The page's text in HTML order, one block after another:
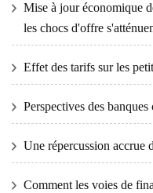
Mise à jour économique
les chocs d'offre
Effet des tarifs sur les
Perspectives des
Une répercussion accrue
Comment les voies de